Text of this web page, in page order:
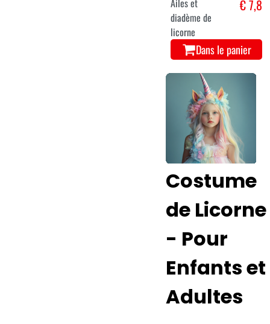
Ailes et
diadème de
licorne
€ 7,8
Dans le panier
Costume
de Licorne
- Pour
Enfants et
Adultes